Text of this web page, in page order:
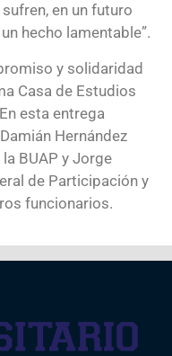
en un futuro
hecho lamentable”.
y solidaridad
Casa de Estudios
esta entrega
Hernández
BUAP y Jorge
de Participación y
funcionarios.